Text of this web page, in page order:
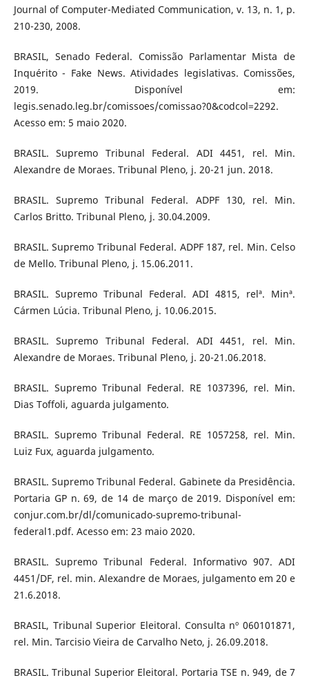
Journal of Computer-Mediated Communication, v. 13, n. 1, p.
210-230, 2008.
BRASIL, Senado Federal. Comissão Parlamentar Mista de
Inquérito - Fake News. Atividades legislativas. Comissões,
2019. Disponível em:
legis.senado.leg.br/comissoes/comissao?0&codcol=2292.
Acesso em: 5 maio 2020.
BRASIL. Supremo Tribunal Federal. ADI 4451, rel. Min.
Alexandre de Moraes. Tribunal Pleno, j. 20-21 jun. 2018.
BRASIL. Supremo Tribunal Federal. ADPF 130, rel. Min.
Carlos Britto. Tribunal Pleno, j. 30.04.2009.
BRASIL. Supremo Tribunal Federal. ADPF 187, rel. Min. Celso
de Mello. Tribunal Pleno, j. 15.06.2011.
BRASIL. Supremo Tribunal Federal. ADI 4815, relª. Minª.
Cármen Lúcia. Tribunal Pleno, j. 10.06.2015.
BRASIL. Supremo Tribunal Federal. ADI 4451, rel. Min.
Alexandre de Moraes. Tribunal Pleno, j. 20-21.06.2018.
BRASIL. Supremo Tribunal Federal. RE 1037396, rel. Min.
Dias Toffoli, aguarda julgamento.
BRASIL. Supremo Tribunal Federal. RE 1057258, rel. Min.
Luiz Fux, aguarda julgamento.
BRASIL. Supremo Tribunal Federal. Gabinete da Presidência.
Portaria GP n. 69, de 14 de março de 2019. Disponível em:
conjur.com.br/dl/comunicado-supremo-tribunal-
federal1.pdf. Acesso em: 23 maio 2020.
BRASIL. Supremo Tribunal Federal. Informativo 907. ADI
4451/DF, rel. min. Alexandre de Moraes, julgamento em 20 e
21.6.2018.
BRASIL, Tribunal Superior Eleitoral. Consulta nº 060101871,
rel. Min. Tarcisio Vieira de Carvalho Neto, j. 26.09.2018.
BRASIL. Tribunal Superior Eleitoral. Portaria TSE n. 949, de 7